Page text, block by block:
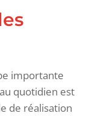
importante
quotidien est
de réalisation